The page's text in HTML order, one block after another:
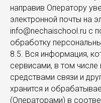
направив Оператору
электронной почты на
info@nechaischool.ru с
обработку
8.5. Вся информация,
сервисами, в том
средствами связи и
хранится и
(Операторами) в